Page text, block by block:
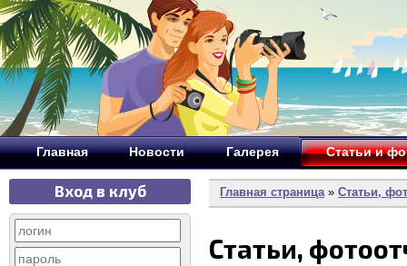
Главная Новости Галерея Статьи и
Вход в клуб Главная страница» Статьи,
Статьи,